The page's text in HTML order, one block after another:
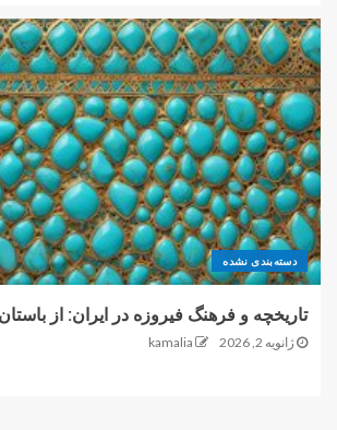
دسته‌بندی نشده
تاریخچه و فرهنگ فیروزه در ایران: از
ژانویه 2, 2026 kamalia